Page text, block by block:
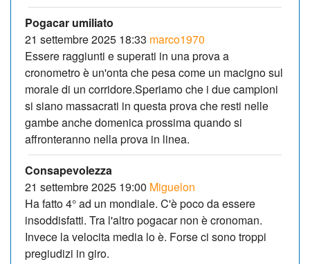
Pogacar umiliato
21 settembre 2025 18:33 marco1970
Essere raggiunti e superati in una prova a
cronometro è un'onta che pesa come un macigno sul
morale di un corridore.Speriamo che i due campioni
si siano massacrati in questa prova che resti nelle
gambe anche domenica prossima quando si
affronteranno nella prova in linea.
Consapevolezza
21 settembre 2025 19:00 Miguelon
Ha fatto 4° ad un mondiale. C'è poco da essere
insoddisfatti. Tra l'altro pogacar non è cronoman.
Invece la velocita media lo è. Forse ci sono troppi
pregiudizi in giro.